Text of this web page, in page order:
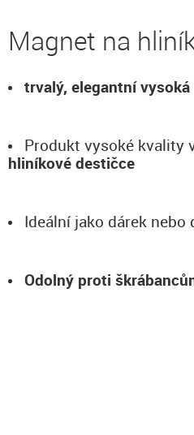
Magnet na
trvalý, elegantní
Produkt vysoké kvality
hliníkové destičce
Ideální jako dárek nebo
Odolný proti